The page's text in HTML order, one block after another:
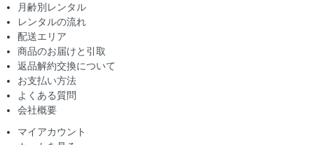
月齢別レンタル
レンタルの流れ
配送エリア
商品のお届けと引取
返品解約交換について
お支払い方法
よくある質問
会社概要
マイアカウント